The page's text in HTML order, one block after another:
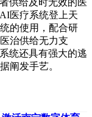
医疗系统登上天
的使用，配合研
治供给无力支
统还具有强大的逃
阐发手艺。